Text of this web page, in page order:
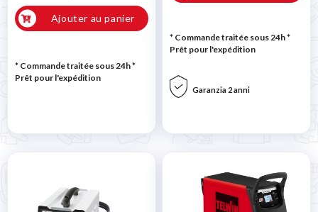
Ajouter au panier
* Commande traitée sous 24h*
Prêt pour l'expédition
* Commande traitée sous 24h*
Prêt pour l'expédition
Garanzia 2 anni